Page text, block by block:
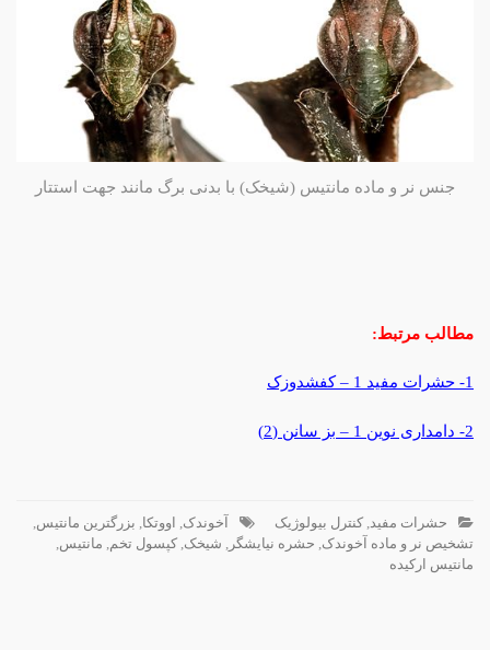
جنس نر و ماده مانتیس (شیخک) با بدنی برگ مانند جهت استتار
مطالب مرتبط:
1- حشرات مفید 1 – کفشدوزک
2- دامداری نوین 1 – بز سانن (2)
حشرات مفید, کنترل بیولوژیک آخوندک, اووتکا, بزرگترین مانتیس,
تشخیص نر و ماده آخوندک, حشره نیایشگر , شیخک, کپسول تخم, مانتیس,
مانتیس ارکیده